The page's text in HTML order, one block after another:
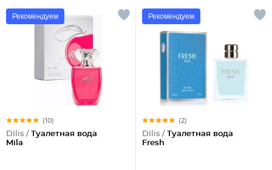
Рекомендуем
(10)
Dilis / Туалетная вода
Mila
Рекомендуем
(2)
Dilis / Туалетная вода
Fresh